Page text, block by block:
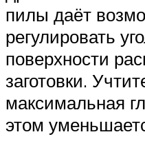
пилы даёт
регулировать
поверхности
заготовки.
максимальная
этом